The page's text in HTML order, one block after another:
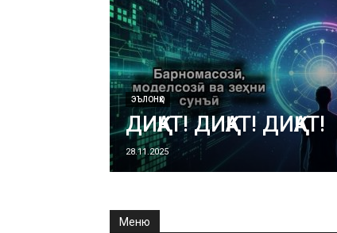
ЭЪЛОНҲО
ДИҚҚАТ! ДИҚҚАТ! ДИҚҚАТ!
28.11.2025
Меню